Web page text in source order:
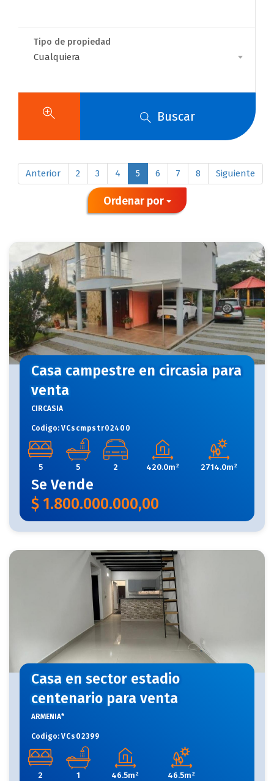
Casas y
apartamentos
en venta en
Armenia
Quindio
Tipo de propiedad
Cualquiera
Tipo
Buscar
Anterior 2 3 4 5 6 7 8 Siguiente
Ordenar por
Casa campestre en circasia para
venta
CIRCASIA
Codigo: VCscmpstr02400
5 5 2 420.0m² 2714.0m²
Se Vende
$ 1.800.000.000,00
Casa en sector estadio
centenario para venta
ARMENIA*
Codigo: VCs02399
2 1 46.5m² 46.5m²